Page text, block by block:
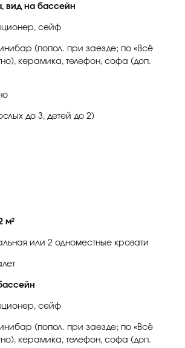
вид на бассейн
сейф
(попол. при заезде; по «Всё
керамика, телефон, софа (доп.
до 3, детей до 2)
м²
или 2 одноместные кровати
сейф
(попол. при заезде; по «Всё
керамика, телефон, софа (доп.